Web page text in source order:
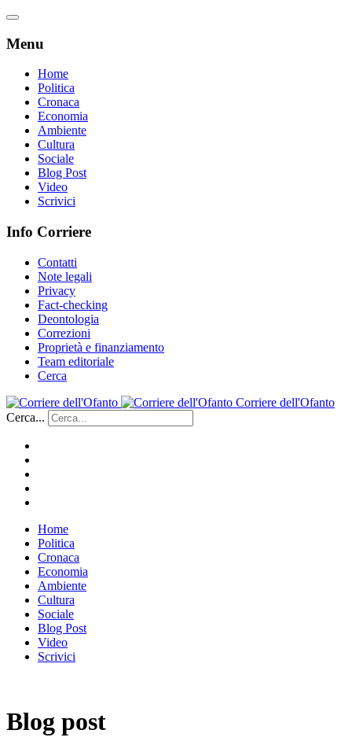
Menu
Home
Politica
Cronaca
Economia
Ambiente
Cultura
Sociale
Blog Post
Video
Scrivici
Info Corriere
Contatti
Note legali
Privacy
Fact-checking
Deontologia
Correzioni
Proprietà e finanziamento
Team editoriale
Cerca
Corriere dell'Ofanto
Cerca...
Home
Politica
Cronaca
Economia
Ambiente
Cultura
Sociale
Blog Post
Video
Scrivici
Blog post